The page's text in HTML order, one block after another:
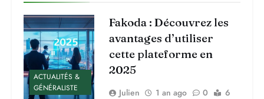
ACTUALITÉS &
GÉNÉRALISTE
Fakoda : Découvrez les
avantages d’utiliser
cette plateforme en
2025
Julien 1 an ago 0
6